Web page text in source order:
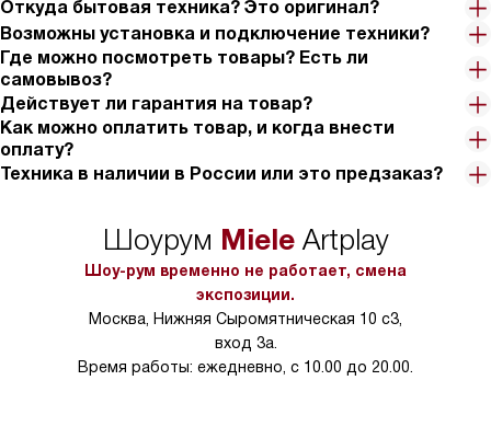
Откуда бытовая техника? Это оригинал?
Возможны установка и подключение техники?
Где можно посмотреть товары? Есть ли
самовывоз?
Действует ли гарантия на товар?
Как можно оплатить товар, и когда внести
оплату?
Техника в наличии в России или это предзаказ?
Шоурум MieleArtplay
Шоу-рум временно не работает, смена
экспозиции.
Москва, Нижняя Сыромятническая 10 с3,
вход 3а.
Время работы: ежедневно, с 10.00 до 20.00.